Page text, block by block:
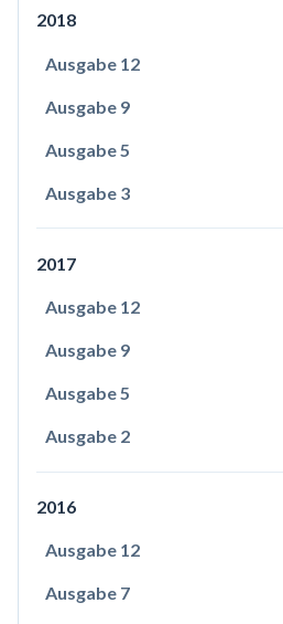
2018
Ausgabe 12
Ausgabe 9
Ausgabe 5
Ausgabe 3
2017
Ausgabe 12
Ausgabe 9
Ausgabe 5
Ausgabe 2
2016
Ausgabe 12
Ausgabe 7